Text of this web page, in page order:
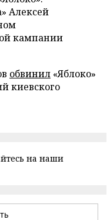
Алексей
кампании
обвинил «Яблоко»
киевского
на наши